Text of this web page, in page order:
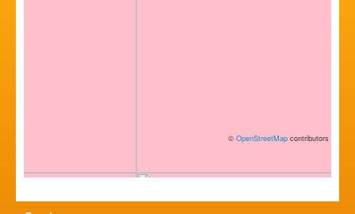
© OpenStreetMap contributors